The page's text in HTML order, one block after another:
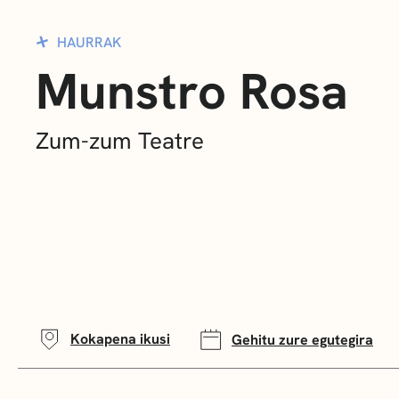
HAURRAK
Munstro Rosa
Zum-zum Teatre
Kokapena ikusi Gehitu zure egutegira